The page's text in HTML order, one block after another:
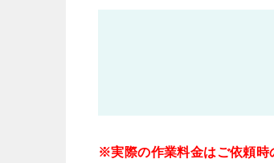
※実際の作業料金はご依頼時